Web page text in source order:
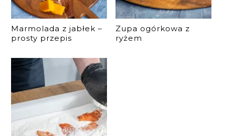
Marmolada z jabłek –
prosty przepis
Zupa ogórkowa z
ryżem